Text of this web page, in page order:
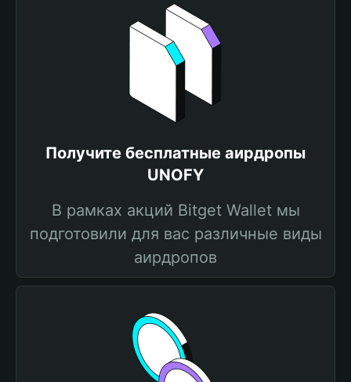
Получите бесплатные аирдропы
UNOFY
В рамках акций Bitget Wallet мы
подготовили для вас различные виды
аирдропов